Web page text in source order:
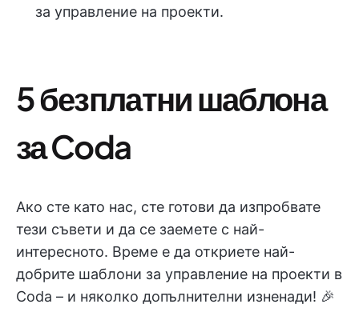
за управление на проекти.
5 безплатни шаблона
за Coda
Ако сте като нас, сте готови да изпробвате
тези съвети и да се заемете с най-
интересното. Време е да откриете най-
добрите шаблони за управление на проекти в
Coda – и няколко допълнителни изненади! 🎉